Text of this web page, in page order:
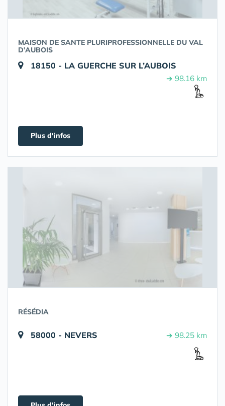
MAISON DE SANTE PLURIPROFESSIONNELLE DU VAL
D’AUBOIS
18150 - LA GUERCHE SUR L’AUBOIS
➔ 98.16 km
Plus d'infos
RÉSÉDIA
58000 - NEVERS ➔ 98.25 km